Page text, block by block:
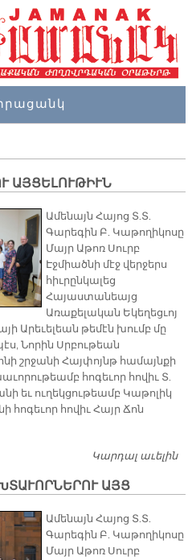
ԱՅՑԵԼՈՒԹԻՒՆ
Ամենայն Հայոց Տ.Տ.
Գարեգին Բ. Կաթողիկոսը
Մայր Աթոռ Սուրբ
Էջմիածնի մէջ վերջերս
հիւրընկալեց
Հայաստանեայց
Առաքելական Եկեղեցւոյ
Արեւելեան թեմէն խումբ մը
Նորին Սրբութեան
շրջանի Հայփոյնթ համայնքի
հոգեւոր հովիւ Տ.
եւ ուղեկցութեամբ Կաթոլիկ
հոգեւոր հովիւ Հայր Ճոն
Կարդալ աւելին
ԱՅՑ
Ամենայն Հայոց Տ.Տ.
Գարեգին Բ. Կաթողիկոսը
Մայր Աթոռ Սուրբ